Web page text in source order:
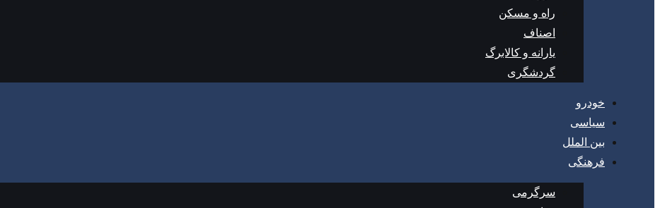
راه و مسکن
اصناف
یارانه و کالابرگ
گردشگری
خودرو
سیاسی
بین الملل
فرهنگی
سرگرمی